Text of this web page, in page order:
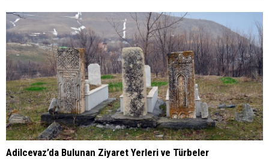
Adilcevaz’da Bulunan Ziyaret Yerleri ve Türbeler